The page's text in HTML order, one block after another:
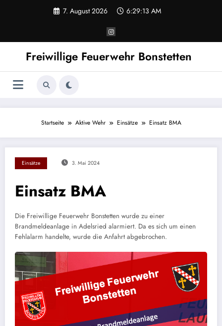
7. August 2026 6:29:13 AM
Freiwillige Feuerwehr Bonstetten
Startseite Aktive Wehr Einsätze Einsatz BMA
Einsätze 3. Mai 2024
Einsatz BMA
Die Freiwillige Feuerwehr Bonstetten wurde zu einer
Brandmeldeanlage in Adelsried alarmiert. Da es sich um einen
Fehlalarm handelte, wurde die Anfahrt abgebrochen.